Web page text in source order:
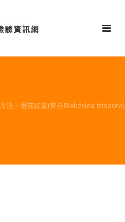
法－番茄紅素(來自Blakeslea